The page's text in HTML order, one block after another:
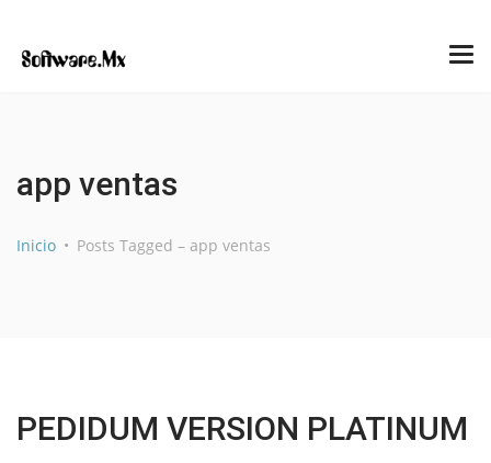
app ventas
Inicio Posts Tagged – app ventas
PEDIDUM VERSION PLATINUM